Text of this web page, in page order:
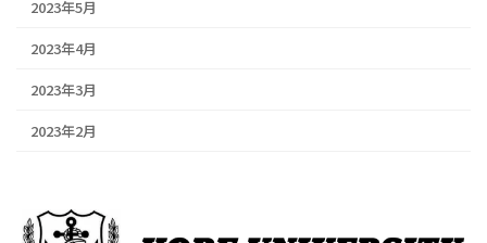
2023年5月
2023年4月
2023年3月
2023年2月